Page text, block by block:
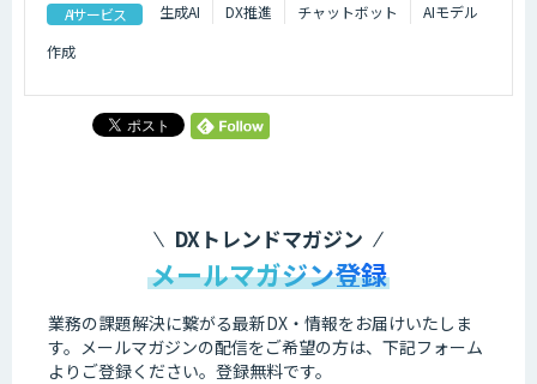
AIサービス 生成AI DX推進 チャットボット
AIモデル
作成
DXトレンドマガジン
メールマガジン登録
業務の課題解決に繋がる最新DX・情報をお届けいたしま
す。 メールマガジンの配信をご希望の方は、下記フォーム
よりご登録ください。登録無料です。